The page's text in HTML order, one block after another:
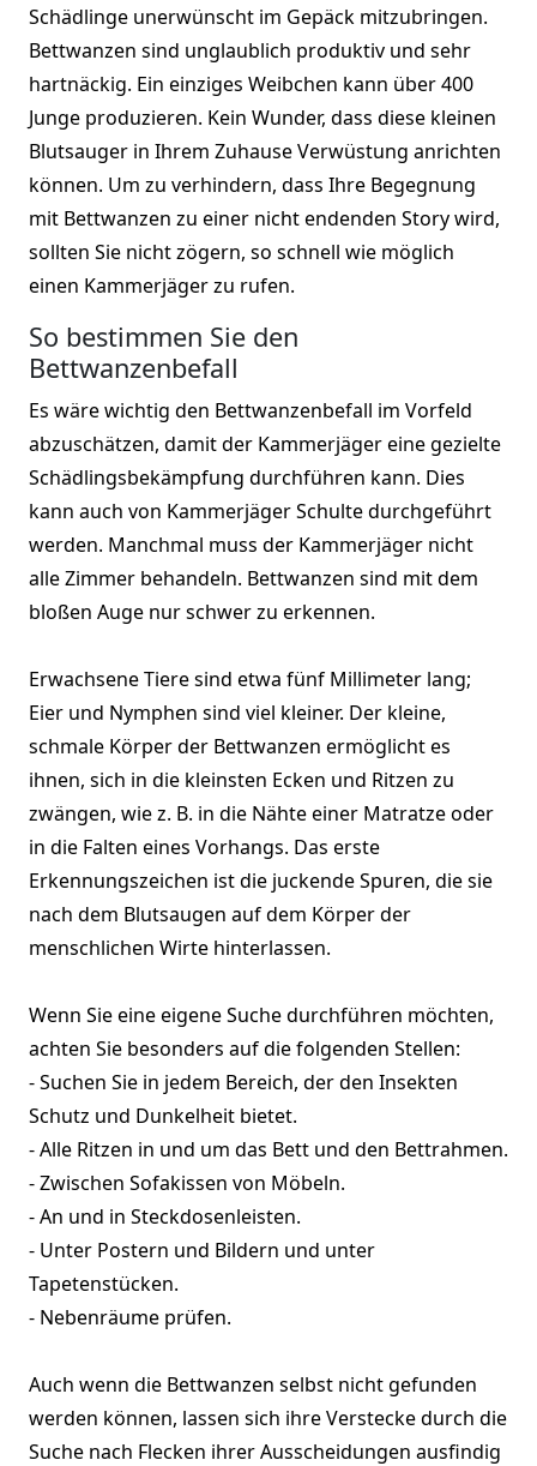
Schädlinge unerwünscht im Gepäck mitzubringen.
Bettwanzen sind unglaublich produktiv und sehr
hartnäckig. Ein einziges Weibchen kann über 400
Junge produzieren. Kein Wunder, dass diese kleinen
Blutsauger in Ihrem Zuhause Verwüstung anrichten
können. Um zu verhindern, dass Ihre Begegnung
mit Bettwanzen zu einer nicht endenden Story wird,
sollten Sie nicht zögern, so schnell wie möglich
einen Kammerjäger zu rufen.
So bestimmen Sie den
Bettwanzenbefall
Es wäre wichtig den Bettwanzenbefall im Vorfeld
abzuschätzen, damit der Kammerjäger eine gezielte
Schädlingsbekämpfung durchführen kann. Dies
kann auch von Kammerjäger Schulte durchgeführt
werden. Manchmal muss der Kammerjäger nicht
alle Zimmer behandeln. Bettwanzen sind mit dem
bloßen Auge nur schwer zu erkennen.
Erwachsene Tiere sind etwa fünf Millimeter lang;
Eier und Nymphen sind viel kleiner. Der kleine,
schmale Körper der Bettwanzen ermöglicht es
ihnen, sich in die kleinsten Ecken und Ritzen zu
zwängen, wie z. B. in die Nähte einer Matratze oder
in die Falten eines Vorhangs. Das erste
Erkennungszeichen ist die juckende Spuren, die sie
nach dem Blutsaugen auf dem Körper der
menschlichen Wirte hinterlassen.
Wenn Sie eine eigene Suche durchführen möchten,
achten Sie besonders auf die folgenden Stellen:
- Suchen Sie in jedem Bereich, der den Insekten
Schutz und Dunkelheit bietet.
- Alle Ritzen in und um das Bett und den Bettrahmen.
- Zwischen Sofakissen von Möbeln.
- An und in Steckdosenleisten.
- Unter Postern und Bildern und unter
Tapetenstücken.
- Nebenräume prüfen.
Auch wenn die Bettwanzen selbst nicht gefunden
werden können, lassen sich ihre Verstecke durch die
Suche nach Flecken ihrer Ausscheidungen ausfindig